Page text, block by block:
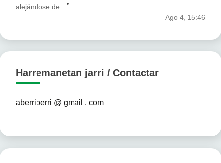
alejándose de…”
Ago 4, 15:46
Harremanetan jarri / Contactar
aberriberri @ gmail . com